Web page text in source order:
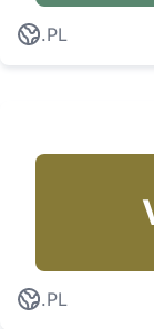
.PL
.PL